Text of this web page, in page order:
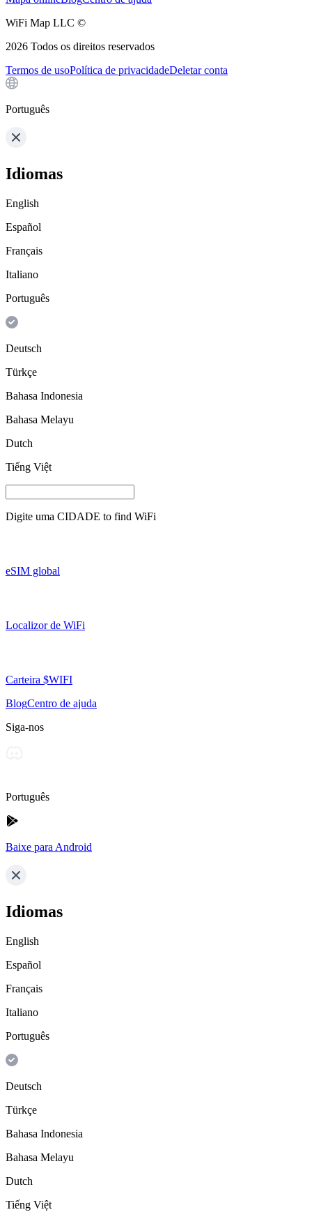
WiFi Map LLC ©
2026 Todos os direitos reservados
Termos de usoPolítica de privacidadeDeletar conta
Português
Idiomas
English
Español
Français
Italiano
Português
Deutsch
Türkçe
Bahasa Indonesia
Bahasa Melayu
Dutch
Tiếng Việt
Digite uma CIDADE to find WiFi
eSIM global
Localizor de WiFi
Carteira $WIFI
BlogCentro de ajuda
Siga-nos
Português
Baixe para Android
Idiomas
English
Español
Français
Italiano
Português
Deutsch
Türkçe
Bahasa Indonesia
Bahasa Melayu
Dutch
Tiếng Việt